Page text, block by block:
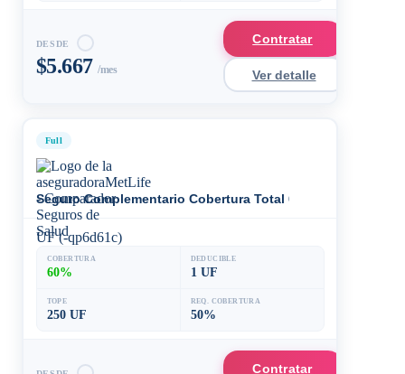
DESDE
$5.667 /mes
Contratar
Ver detalle
Full
Seguro Complementario Cobertura Total 60%
UF (-qp6d61c)
COBERTURA
60%
DEDUCIBLE
1 UF
TOPE
250 UF
REQ. COBERTURA
50%
Contratar